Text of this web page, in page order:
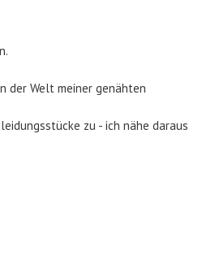
der Welt meiner genähten
zu - ich nähe daraus